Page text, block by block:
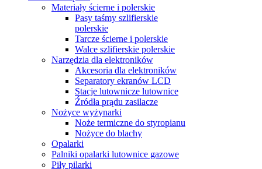
Materiały ścierne i polerskie
Pasy taśmy szlifierskie
polerskie
Tarcze ścierne i polerskie
Walce szlifierskie polerskie
Narzędzia dla elektroników
Akcesoria dla elektroników
Separatory ekranów LCD
Stacje lutownicze lutownice
Źródła prądu zasilacze
Nożyce wyżynarki
Noże termiczne do styropianu
Nożyce do blachy
Opalarki
Palniki opalarki lutownice gazowe
Piły pilarki